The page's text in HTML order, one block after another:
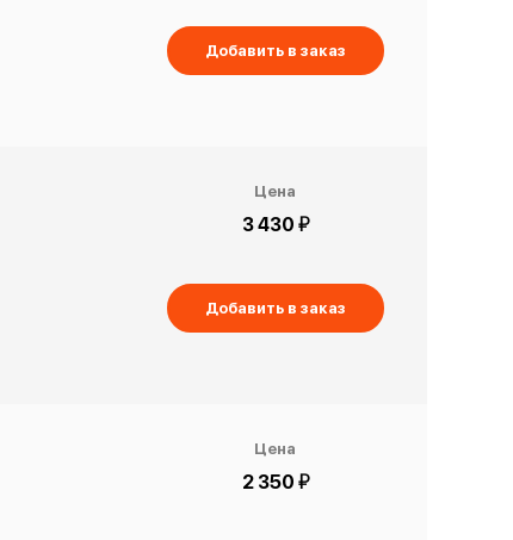
Добавить в заказ
Цена
3 430 й
Добавить в заказ
Цена
2 350 й